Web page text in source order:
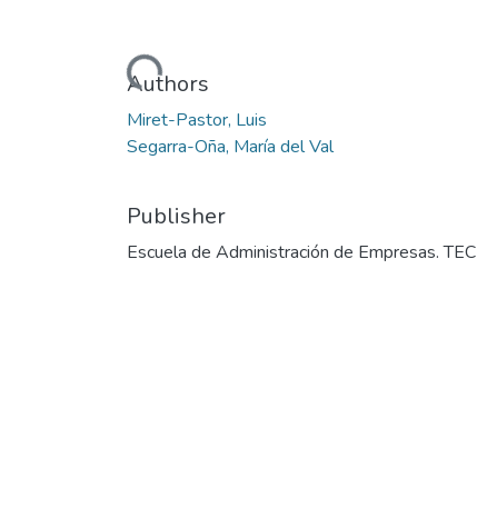
Loading...
Authors
Miret-Pastor, Luis
Segarra-Oña, María del Val
Publisher
Escuela de Administración de Empresas. TEC